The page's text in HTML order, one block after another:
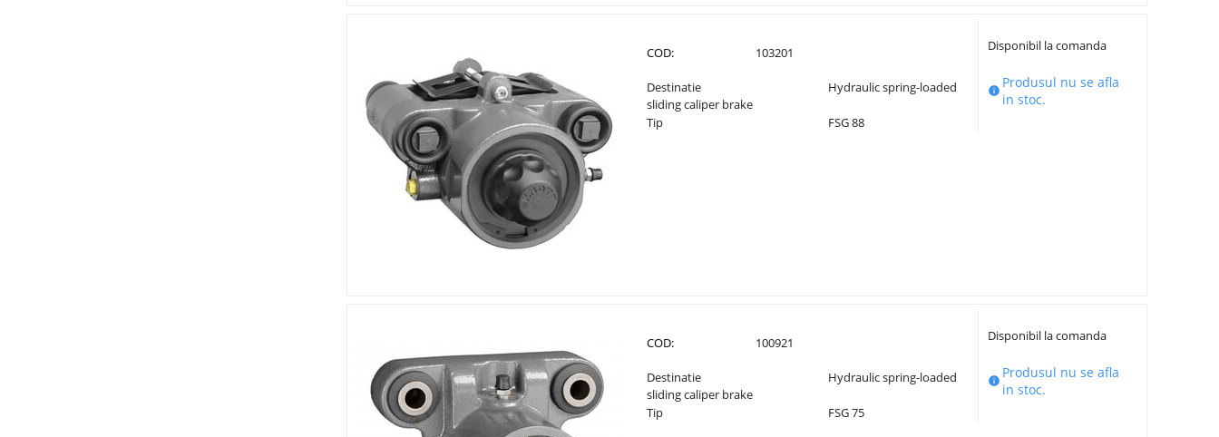
COD: 103201
Destinatie
Hydraulic spring-loaded
sliding caliper brake
Tip
FSG 88
Disponibil la comanda
Produsul nu se afla
in stoc.

COD: 100921
Destinatie
Hydraulic spring-loaded
sliding caliper brake
Tip
FSG 75
Disponibil la comanda
Produsul nu se afla
in stoc.
